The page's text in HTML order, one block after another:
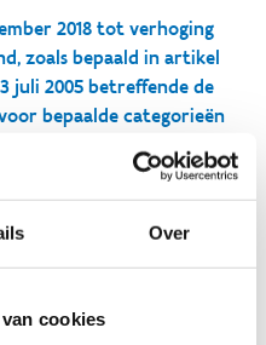
Over
cookies
2018 tot verhoging
zoals bepaald in artikel
juli 2005 betreffende de
bepaalde categorieën